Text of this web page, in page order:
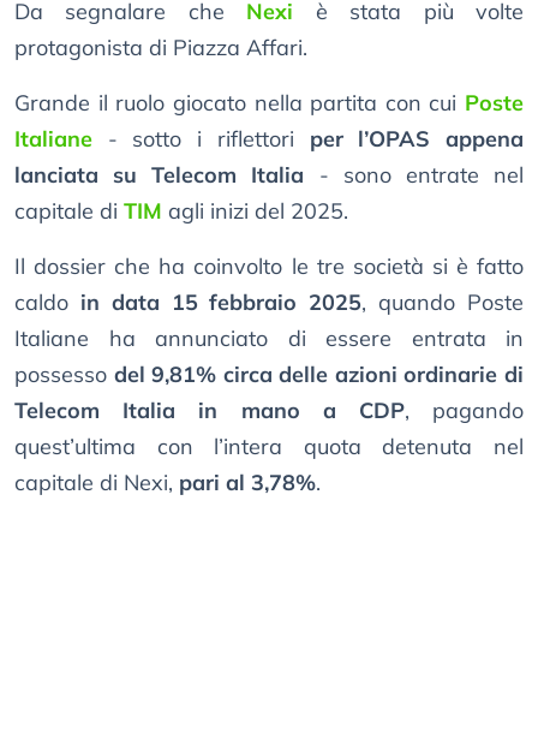
Da segnalare che Nexi è stata più volte
protagonista di Piazza Affari.
Grande il ruolo giocato nella partita con cui Poste
Italiane - sotto i riflettori per l’OPAS appena
lanciata su Telecom Italia - sono entrate nel
capitale di TIM agli inizi del 2025.
Il dossier che ha coinvolto le tre società si è fatto
caldo in data 15 febbraio 2025, quando Poste
Italiane ha annunciato di essere entrata in
possesso del 9,81% circa delle azioni ordinarie di
Telecom Italia in mano a CDP, pagando
quest’ultima con l’intera quota detenuta nel
capitale di Nexi, pari al 3,78%.